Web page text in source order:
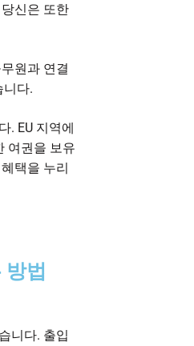
신은 또한
원과 연결
니다.
. EU 지역에
여권을 보유
택을 누리
법
니다. 출입